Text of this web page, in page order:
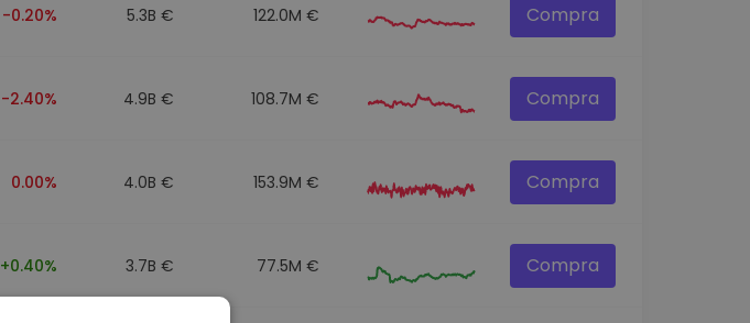
-0.20% 5.3B € 122.0M € Compra
-2.40% 4.9B € 108.7M € Compra
0.00% 4.0B € 153.9M € Compra
+0.40% 3.7B € 77.5M € Compra